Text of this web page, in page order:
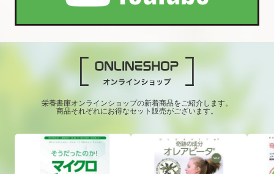
栄養書庫オンラインショップの新着商品をご紹介します。
商品それぞれにお得なセット販売がございます。